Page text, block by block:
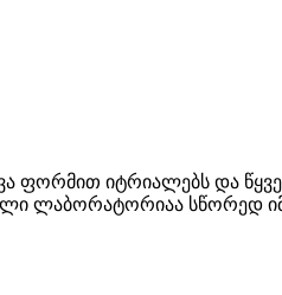
ფორმით იტრიალებს და
ლაბორატორიაა სწორედ